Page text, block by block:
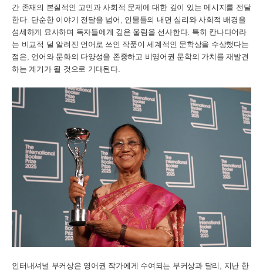
간 존재의 본질적인 고민과 사회적 문제에 대한 깊이 있는 메시지를 전달
한다. 단순한 이야기 전달을 넘어, 인물들의 내면 심리와 사회적 배경을
섬세하게 묘사하며 독자들에게 깊은 울림을 선사한다. 특히 칸나다어라
는 비교적 덜 알려진 언어로 쓰인 작품이 세계적인 문학상을 수상했다는
점은, 언어와 문화의 다양성을 존중하고 비영어권 문학의 가치를 재발견
하는 계기가 될 것으로 기대된다.
인터내셔널 부커상은 영어권 작가에게 수여되는 부커상과 달리, 지난 한